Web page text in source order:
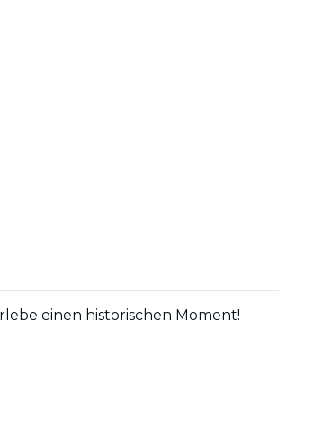
einen historischen Moment!